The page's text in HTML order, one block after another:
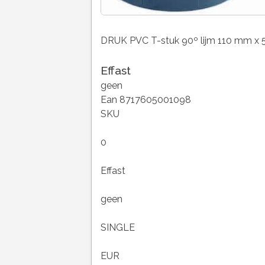
DRUK PVC T-stuk 90º lijm 110 mm x
Effast
geen
Ean 8717605001098
SKU
0
Effast
geen
SINGLE
EUR